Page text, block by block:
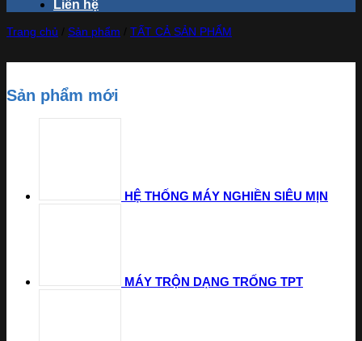
Liên hệ
Trang chủ Sản phẩm TẤT CẢ SẢN PHẨM
Sản phẩm mới
HỆ THỐNG MÁY NGHIỀN SIÊU MỊN
MÁY TRỘN DẠNG TRỐNG TPT